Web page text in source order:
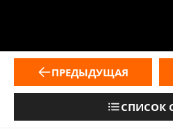
ПРЕДЫДУЩАЯ
СПИСОК